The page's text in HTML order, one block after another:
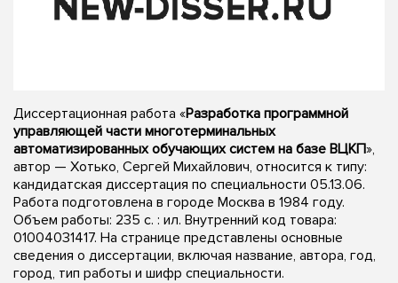
Диссертационная работа «Разработка программной
управляющей части многотерминальных
автоматизированных обучающих систем на базе ВЦКП»,
автор — Хотько, Сергей Михайлович, относится к типу:
кандидатская диссертация по специальности 05.13.06.
Работа подготовлена в городе Москва в 1984 году.
Объем работы: 235 c. : ил. Внутренний код товара:
01004031417. На странице представлены основные
сведения о диссертации, включая название, автора, год,
город, тип работы и шифр специальности.